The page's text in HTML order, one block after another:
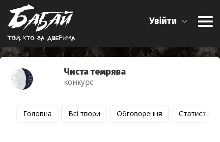
Той, хто за дверима
Увійти
Чиста темрява
конкурс
Головна Всі твори Обговорення Статистика